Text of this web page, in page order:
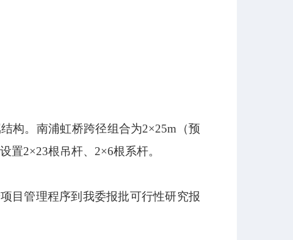
。南浦虹桥跨径组合为2×25m（预
置2×23根吊杆、2×6根系杆。
管理程序到我委报批可行性研究报